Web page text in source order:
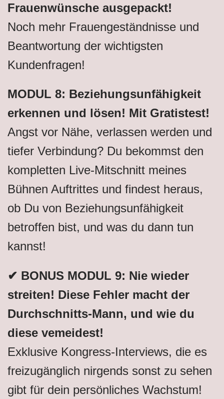
Frauenwünsche ausgepackt!
Noch mehr Frauengeständnisse und
Beantwortung der wichtigsten
Kundenfragen!
MODUL 8: Beziehungsunfähigkeit
erkennen und lösen! Mit Gratistest!
Angst vor Nähe, verlassen werden und
tiefer Verbindung? Du bekommst den
kompletten Live-Mitschnitt meines
Bühnen Auftrittes und findest heraus,
ob Du von Beziehungsunfähigkeit
betroffen bist, und was du dann tun
kannst!
✔ BONUS MODUL 9: Nie wieder
streiten! Diese Fehler macht der
Durchschnitts-Mann, und wie du
diese vemeidest!
Exklusive Kongress-Interviews, die es
freizugänglich nirgends sonst zu sehen
gibt für dein persönliches Wachstum!